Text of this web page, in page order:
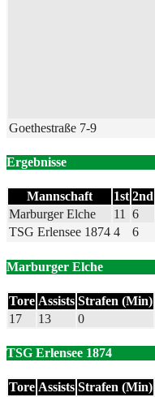
Goethestraße 7-9
Ergebnisse
Mannschaft 1st 2nd
Marburger Elche
11 6
TSG Erlensee 1874 4 6
Marburger Elche
Tore Assists Strafen (Min)
17
13 0
TSG Erlensee 1874
Tore Assists Strafen (Min)